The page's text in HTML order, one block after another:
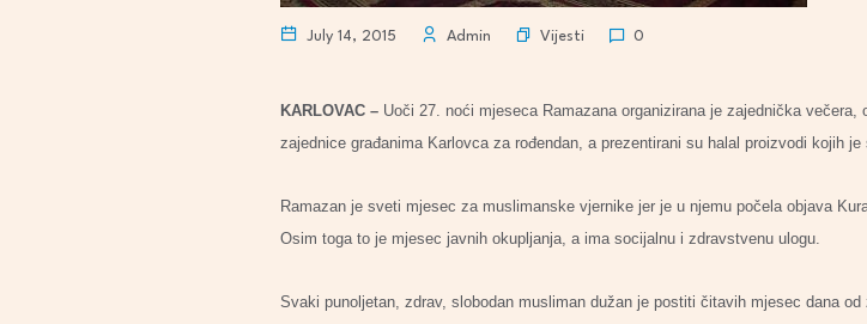
July 14, 2015 Admin Vijesti 0
KARLOVAC – Uoči 27. noći mjeseca Ramazana organizirana je zajednička
zajednice građanima Karlovca za rođendan, a prezentirani su halal proizvodi kojih
Ramazan je sveti mjesec za muslimanske vjernike jer je u njemu počela objava
Osim toga to je mjesec javnih okupljanja, a ima socijalnu i zdravstvenu ulogu.
Svaki punoljetan, zdrav, slobodan musliman dužan je postiti čitavih mjesec dana